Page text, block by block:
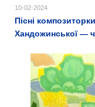
10-02-2024
Пісні
Хандожинської —